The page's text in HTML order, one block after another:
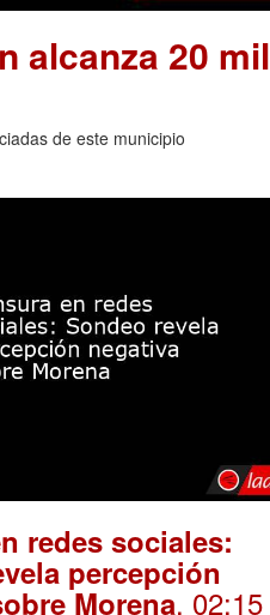
alcanza 20 mil
de este municipio
redes sociales:
percepción
Morena. 02:15